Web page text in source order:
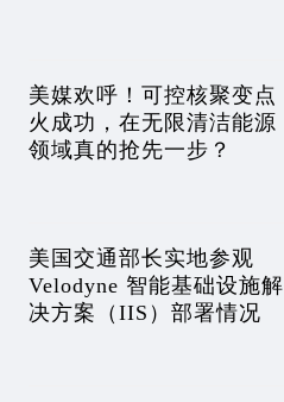
美媒欢呼！可控核聚变点
火成功，在无限清洁能源
领域真的抢先一步？
美国交通部长实地参观
Velodyne 智能基础设施解
决方案（IIS）部署情况